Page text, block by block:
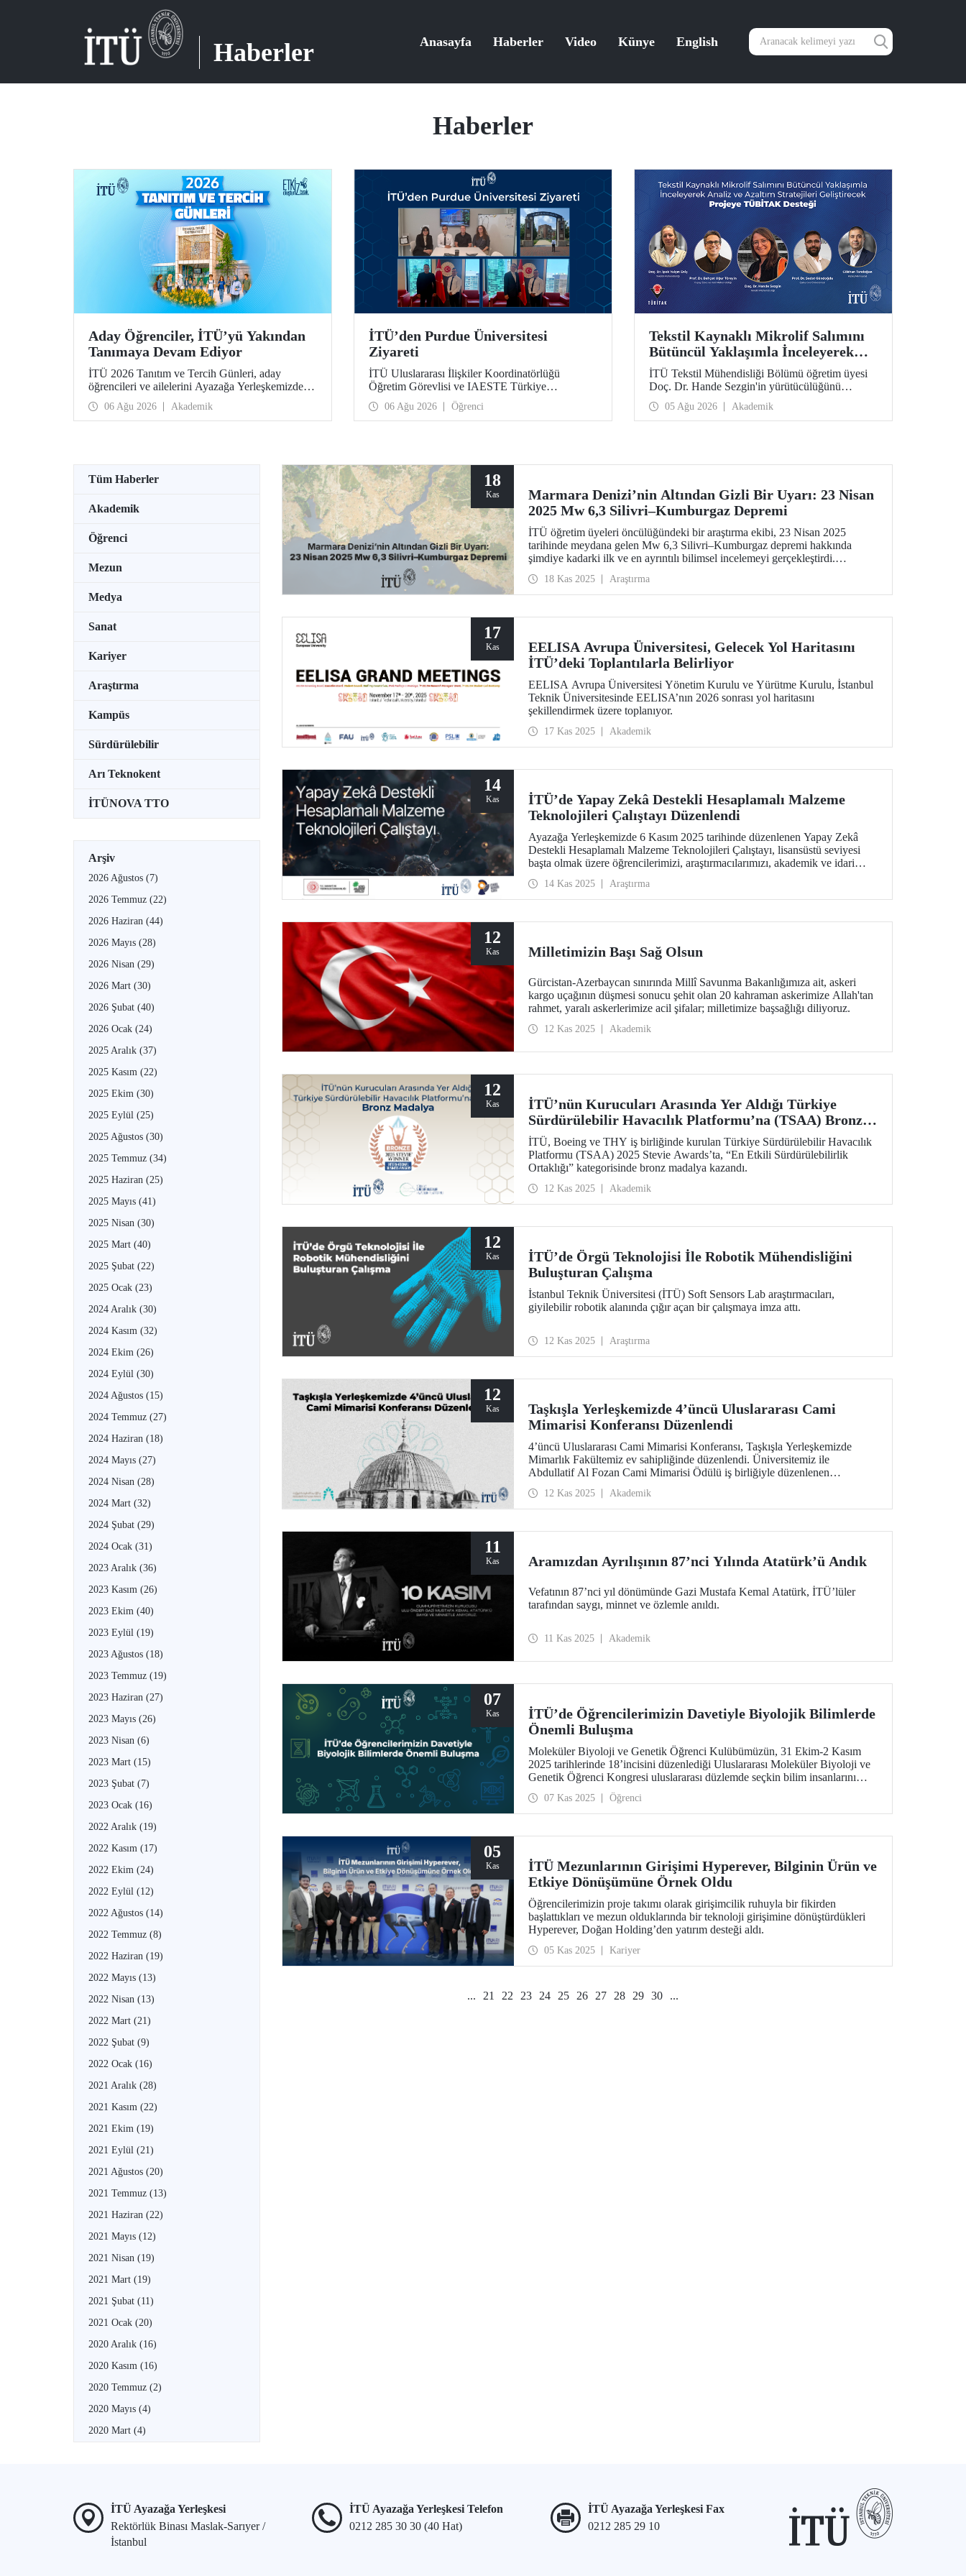
Haberler Anasayfa Haberler Video Künye English
Haberler
Aday Öğrenciler, İTÜ’yü Yakından
Tanımaya Devam Ediyor
İTÜ 2026 Tanıtım ve Tercih Günleri, aday
öğrencileri ve ailelerini Ayazağa Yerleşkemizde
ağırlamaya devam ediyor. Tanıtım ve Tercih
Günleri 7 Ağustos’ta tamamlanacak, ilgili fakülte
ve birimler adaylara bilgi vermeye devam edecek.
06 Ağu 2026 Akademik
İTÜ’den Purdue Üniversitesi
Ziyareti
İTÜ Uluslararası İlişkiler Koordinatörlüğü
Öğretim Görevlisi ve IAESTE Türkiye
Sorumlusu Cahit Okan, akademik ilişkileri ve iş
birliğini geliştirmek amacıyla 20-27 Temmuz
tarihlerinde ABD’de dünyanın önde gelen
06 Ağu 2026 Öğrenci
Tekstil Kaynaklı Mikrolif Salımını
Bütüncül Yaklaşımla İnceleyerek
Analiz ve Azaltım Stratejileri
Geliştirecek Projeye TÜBİTAK
Desteği
İTÜ Tekstil Mühendisliği Bölümü öğretim üyesi
Doç. Dr. Hande Sezgin'in yürütücülüğünü
üstlendiği “Sürdürülebilir Pamuk ve Polyester
Esaslı Tekstil Ürünlerinde Kullanım Koşullarına
Bağlı Mikrolif Salımı: Aşınma, UV Maruziyeti ve
proje, TÜBİTAK 2515 – COST Aksiyon Üyeleri
desteklenmeye hak kazandı.
05 Ağu 2026 Akademik
Tüm Haberler
Akademik
Öğrenci
Mezun
Medya
Sanat
Kariyer
Araştırma
Kampüs
Sürdürülebilir
Arı Teknokent
İTÜNOVA TTO
Arşiv
2026 Ağustos (7)
2026 Temmuz (22)
2026 Haziran (44)
2026 Mayıs (28)
2026 Nisan (29)
2026 Mart (30)
2026 Şubat (40)
2026 Ocak (24)
2025 Aralık (37)
2025 Kasım (22)
2025 Ekim (30)
2025 Eylül (25)
2025 Ağustos (30)
2025 Temmuz (34)
2025 Haziran (25)
2025 Mayıs (41)
2025 Nisan (30)
2025 Mart (40)
2025 Şubat (22)
2025 Ocak (23)
2024 Aralık (30)
2024 Kasım (32)
2024 Ekim (26)
2024 Eylül (30)
2024 Ağustos (15)
2024 Temmuz (27)
2024 Haziran (18)
2024 Mayıs (27)
2024 Nisan (28)
2024 Mart (32)
2024 Şubat (29)
2024 Ocak (31)
2023 Aralık (36)
2023 Kasım (26)
2023 Ekim (40)
2023 Eylül (19)
2023 Ağustos (18)
2023 Temmuz (19)
2023 Haziran (27)
2023 Mayıs (26)
2023 Nisan (6)
2023 Mart (15)
2023 Şubat (7)
2023 Ocak (16)
2022 Aralık (19)
2022 Kasım (17)
2022 Ekim (24)
2022 Eylül (12)
2022 Ağustos (14)
2022 Temmuz (8)
2022 Haziran (19)
2022 Mayıs (13)
2022 Nisan (13)
2022 Mart (21)
2022 Şubat (9)
2022 Ocak (16)
2021 Aralık (28)
2021 Kasım (22)
2021 Ekim (19)
2021 Eylül (21)
2021 Ağustos (20)
2021 Temmuz (13)
2021 Haziran (22)
2021 Mayıs (12)
2021 Nisan (19)
2021 Mart (19)
2021 Şubat (11)
2021 Ocak (20)
2020 Aralık (16)
2020 Kasım (16)
2020 Temmuz (2)
2020 Mayıs (4)
2020 Mart (4)
18
Kas
Marmara Denizi’nin Altından Gizli Bir Uyarı: 23 Nisan
2025 Mw 6,3 Silivri–Kumburgaz Depremi
İTÜ öğretim üyeleri öncülüğündeki bir araştırma ekibi, 23 Nisan 2025
tarihinde meydana gelen Mw 6,3 Silivri–Kumburgaz depremi hakkında
şimdiye kadarki ilk ve en ayrıntılı bilimsel incelemeyi gerçekleştirdi.
jeodinamik sürecin parçası olan depremin bir “uyanış sinyali” olarak
Marmara Denizi altından gelebilecek daha büyük bir tehdide işaret ettiğini
18 Kas 2025 Araştırma
17
Kas
EELISA Avrupa Üniversitesi, Gelecek Yol Haritasını
İTÜ’deki Toplantılarla Belirliyor
EELISA Avrupa Üniversitesi Yönetim Kurulu ve Yürütme Kurulu, İstanbul
Teknik Üniversitesinde EELISA’nın 2026 sonrası yol haritasını
şekillendirmek üzere toplanıyor.
17 Kas 2025 Akademik
14
Kas
İTÜ’de Yapay Zekâ Destekli Hesaplamalı Malzeme
Teknolojileri Çalıştayı Düzenlendi
Ayazağa Yerleşkemizde 6 Kasım 2025 tarihinde düzenlenen Yapay Zekâ
Destekli Hesaplamalı Malzeme Teknolojileri Çalıştayı, lisansüstü seviyesi
başta olmak üzere öğrencilerimizi, araştırmacılarımızı, akademik ve idari
14 Kas 2025 Araştırma
12
Kas Milletimizin Başı Sağ Olsun
Gürcistan-Azerbaycan sınırında Millî Savunma Bakanlığımıza ait, askeri
kargo uçağının düşmesi sonucu şehit olan 20 kahraman askerimize Allah'tan
rahmet, yaralı askerlerimize acil şifalar; milletimize başsağlığı diliyoruz.
12 Kas 2025 Akademik
12
Kas
İTÜ’nün Kurucuları Arasında Yer Aldığı Türkiye
Sürdürülebilir Havacılık Platformu’na (TSAA) Bronz
Madalya
İTÜ, Boeing ve THY iş birliğinde kurulan Türkiye Sürdürülebilir Havacılık
Platformu (TSAA) 2025 Stevie Awards’ta, “En Etkili Sürdürülebilirlik
Ortaklığı” kategorisinde bronz madalya kazandı.
12 Kas 2025 Akademik
12
Kas
İTÜ’de Örgü Teknolojisi İle Robotik Mühendisliğini
Buluşturan Çalışma
İstanbul Teknik Üniversitesi (İTÜ) Soft Sensors Lab araştırmacıları,
giyilebilir robotik alanında çığır açan bir çalışmaya imza attı.
12 Kas 2025 Araştırma
12
Kas
Taşkışla Yerleşkemizde 4’üncü Uluslararası Cami
Mimarisi Konferansı Düzenlendi
4’üncü Uluslararası Cami Mimarisi Konferansı, Taşkışla Yerleşkemizde
Mimarlık Fakültemiz ev sahipliğinde düzenlendi. Üniversitemiz ile
Abdullatif Al Fozan Cami Mimarisi Ödülü iş birliğiyle düzenlenen
tartışıldığı oturumlar akademisyenleri, mimarları ve araştırmacıları bir araya
getirdi.
12 Kas 2025 Akademik
11
Kas Aramızdan Ayrılışının 87’nci Yılında Atatürk’ü Andık
Vefatının 87’nci yıl dönümünde Gazi Mustafa Kemal Atatürk, İTÜ’lüler
tarafından saygı, minnet ve özlemle anıldı.
11 Kas 2025 Akademik
07
Kas
İTÜ’de Öğrencilerimizin Davetiyle Biyolojik Bilimlerde
Önemli Buluşma
Moleküler Biyoloji ve Genetik Öğrenci Kulübümüzün, 31 Ekim-2 Kasım
2025 tarihlerinde 18’incisini düzenlediği Uluslararası Moleküler Biyoloji ve
Genetik Öğrenci Kongresi uluslararası düzlemde seçkin bilim insanlarını
07 Kas 2025 Öğrenci
05
Kas
İTÜ Mezunlarının Girişimi Hyperever, Bilginin Ürün ve
Etkiye Dönüşümüne Örnek Oldu
Öğrencilerimizin proje takımı olarak girişimcilik ruhuyla bir fikirden
başlattıkları ve mezun olduklarında bir teknoloji girişimine dönüştürdükleri
Hyperever, Doğan Holding’den yatırım desteği aldı.
05 Kas 2025 Kariyer
... 21 22 23 24 25 26 27 28 29 30 ...
İTÜ Ayazağa Yerleşkesi
Rektörlük Binası Maslak-Sarıyer /
İstanbul
İTÜ Ayazağa Yerleşkesi Telefon
0212 285 30 30 (40 Hat)
İTÜ Ayazağa Yerleşkesi Fax
0212 285 29 10